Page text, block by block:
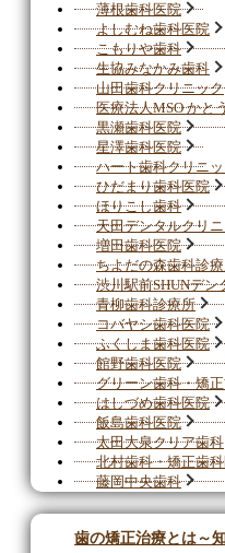
薄根歯科医院
よしむね歯科医院
こもりや歯科
生協みなかみ歯科
山田歯科クリニック
医療法人MSO かと
黒瀬歯科医院
星澤歯科医院
ハート歯科クリニッ
ひだまり歯科医院
ほりこし歯科
天田デンタルクリ
増田歯科医院
ちよだの森歯科診
渋川駅前SHUNデン
青柳歯科診療所
コバヤシ歯科医院
ふくしま歯科医院
館野歯科医院
グリーン歯科・矯
はしづめ歯科医院
飯島歯科医院
太田大泉クリア歯科
北村歯科・矯正歯
藤岡中央歯科
歯の矯正治療とは～